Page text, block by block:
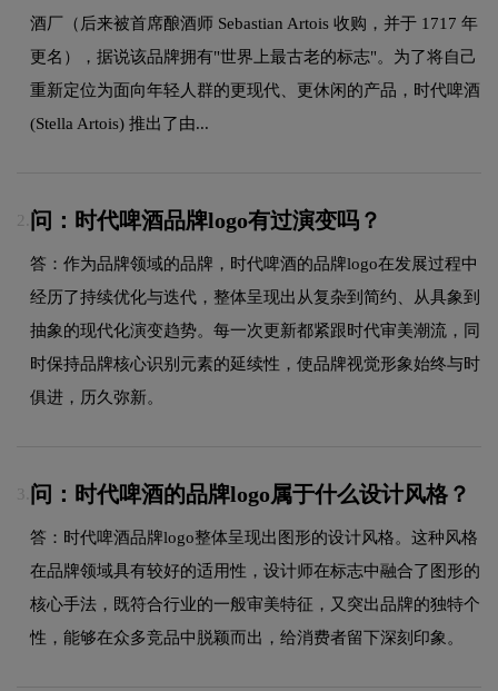
酒厂（后来被首席酿酒师 Sebastian Artois 收购，并于 1717 年
更名），据说该品牌拥有"世界上最古老的标志"。为了将自己
重新定位为面向年轻人群的更现代、更休闲的产品，时代啤酒
(Stella Artois) 推出了由...
2. 问：时代啤酒品牌logo有过演变吗？
答：作为品牌领域的品牌，时代啤酒的品牌logo在发展过程中
经历了持续优化与迭代，整体呈现出从复杂到简约、从具象到
抽象的现代化演变趋势。每一次更新都紧跟时代审美潮流，同
时保持品牌核心识别元素的延续性，使品牌视觉形象始终与时
俱进，历久弥新。
3. 问：时代啤酒的品牌logo属于什么设计风格？
答：时代啤酒品牌logo整体呈现出图形的设计风格。这种风格
在品牌领域具有较好的适用性，设计师在标志中融合了图形的
核心手法，既符合行业的一般审美特征，又突出品牌的独特个
性，能够在众多竞品中脱颖而出，给消费者留下深刻印象。